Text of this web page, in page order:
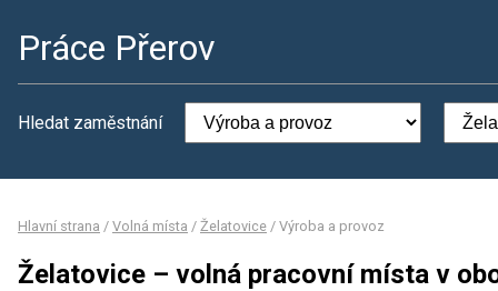
Práce Přerov
Hledat zaměstnání
Hlavní strana / Volná místa / Želatovice / Výroba a provoz
Želatovice – volná pracovní místa v